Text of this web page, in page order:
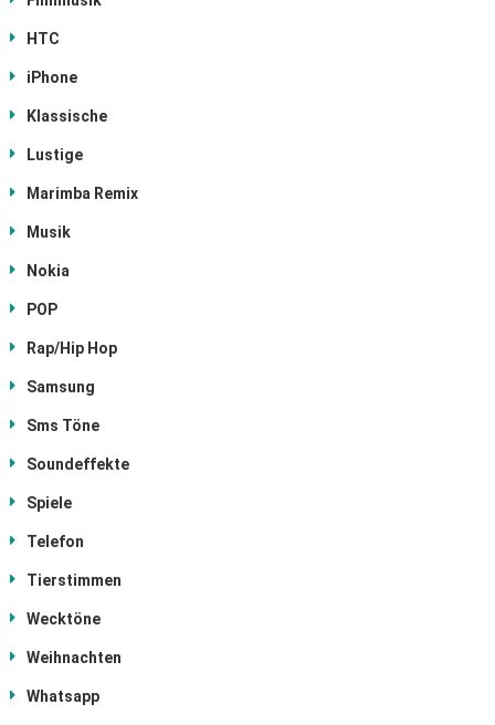
HTC
iPhone
Klassische
Lustige
Marimba Remix
Musik
Nokia
POP
Rap/Hip Hop
Samsung
Sms Töne
Soundeffekte
Spiele
Telefon
Tierstimmen
Wecktöne
Weihnachten
Whatsapp